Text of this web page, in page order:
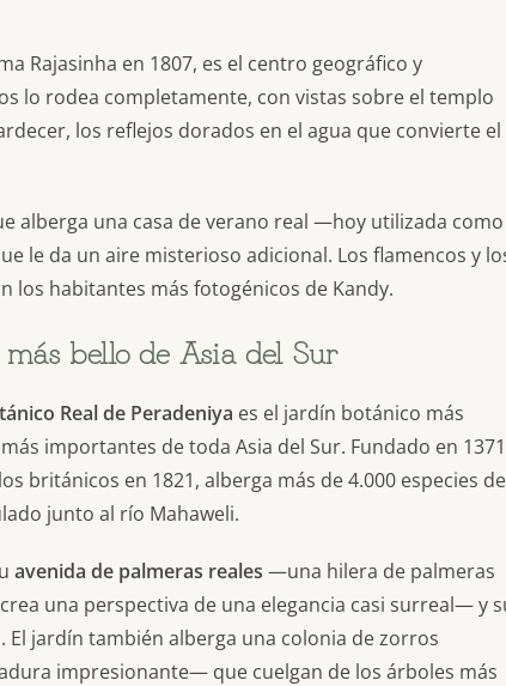
Rajasinha en 1807, es el centro geográfico y
lo rodea completamente, con vistas sobre el templo
los reflejos dorados en el agua que convierte el
alberga una casa de verano real —hoy utilizada como
le da un aire misterioso adicional. Los flamencos y
los habitantes más fotogénicos de Kandy.
bello de Asia del Sur
Real de Peradeniya es el jardín botánico más
importantes de toda Asia del Sur. Fundado en 1371
británicos en 1821, alberga más de 4.000 especies de
junto al río Mahaweli.
avenida de palmeras reales —una hilera de palmeras
una perspectiva de una elegancia casi surreal— y
El jardín también alberga una colonia de zorros
impresionante— que cuelgan de los árboles más